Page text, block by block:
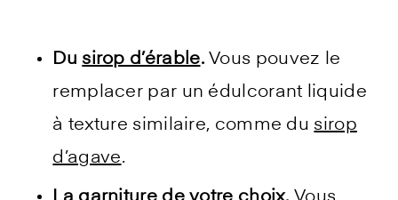
Dusirop d’érable.Vous pouvez le
remplacer par un édulcorant liquide
à texture similaire, comme du sirop
d’agave.